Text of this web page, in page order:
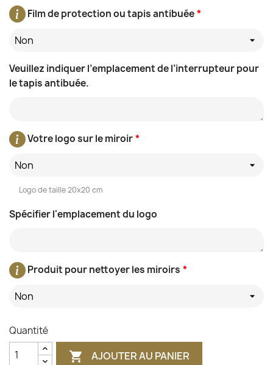
*
Film de protection ou tapis antibuée
Non
Veuillez indiquer l’emplacement de l’interrupteur pour
le tapis antibuée.
*
Votre logo sur le miroir
Non
Logo de taille 20x20 cm
Spécifier l'emplacement du logo
*
Produit pour nettoyer les miroirs
Non
Quantité
 AJOUTER AU PANIER